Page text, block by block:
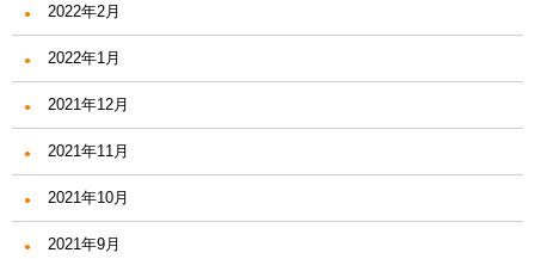
2022年2月
2022年1月
2021年12月
2021年11月
2021年10月
2021年9月